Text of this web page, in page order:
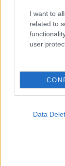
I want to
related to
user
Data
ΜΠΕΙΤΕ